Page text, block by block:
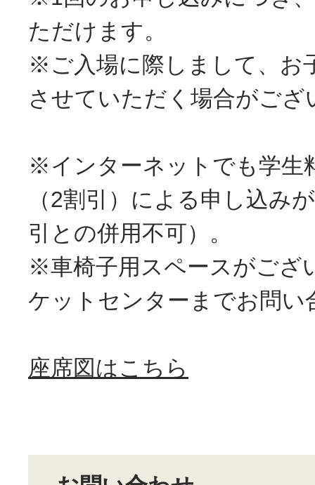
ただけます。
※ご入場に際しまして、お
させていただく場合がござ
※インターネットでも学生
（2割引）による申し込み
引との併用不可）。
※車椅子用スペースがござ
ケットセンターまでお問い
座席図はこちら